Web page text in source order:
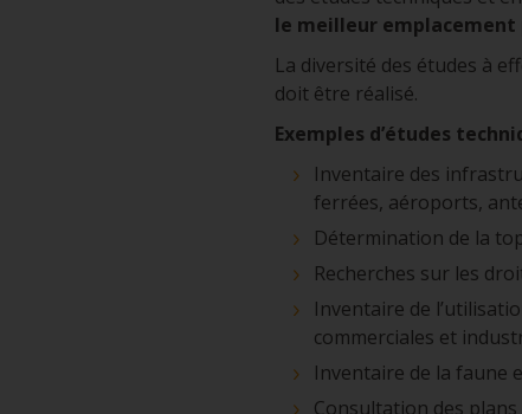
le meilleur emplacement
La diversité des études à
doit être réalisé.
Exemples d’études
Inventaire des
ferrées, aéroports,
Détermination de la
Recherches sur les
Inventaire de
commerciales et
Inventaire de la faune
Consultation des